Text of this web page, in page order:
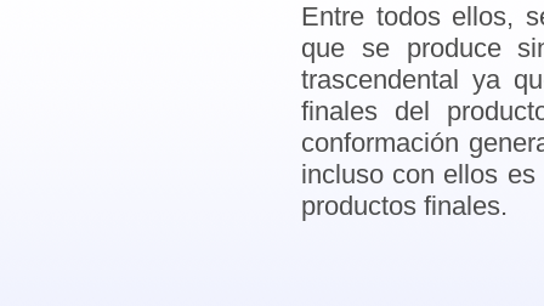
Entre todos ellos,
que se produce
trascendental ya
finales del
conformación
incluso con ellos
productos finales.